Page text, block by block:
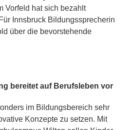
Vorfeld hat sich bezahlt
Innsbruck Bildungssprecherin
über die bevorstehende
bereitet auf Berufsleben vor
im Bildungsbereich sehr
Konzepte zu setzen. Mit